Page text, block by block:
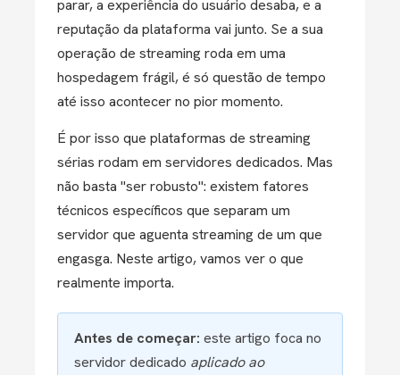
parar, a experiência do usuário desaba, e a
reputação da plataforma vai junto. Se a sua
operação de streaming roda em uma
hospedagem frágil, é só questão de tempo
até isso acontecer no pior momento.
É por isso que plataformas de streaming
sérias rodam em servidores dedicados. Mas
não basta "ser robusto": existem fatores
técnicos específicos que separam um
servidor que aguenta streaming de um que
engasga. Neste artigo, vamos ver o que
realmente importa.
Antes de começar: este artigo foca no
servidor dedicado aplicado ao